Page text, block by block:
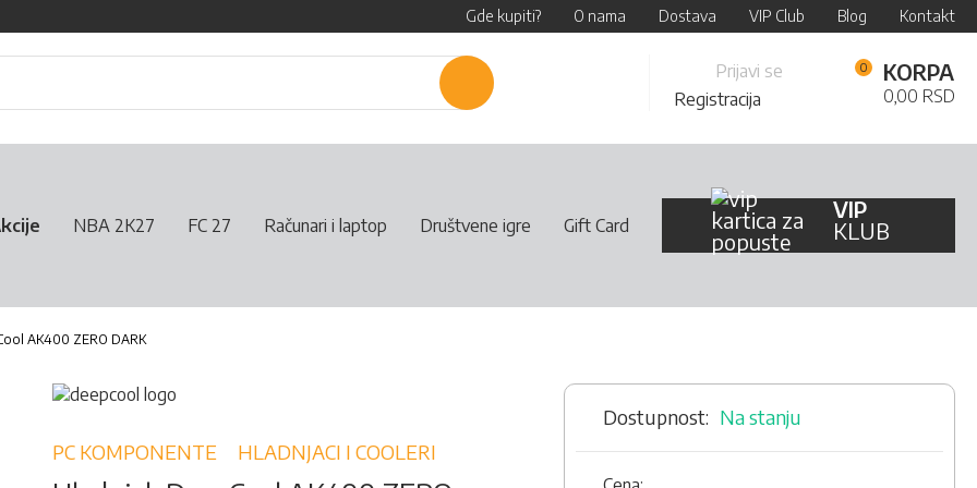
Gde kupiti? O nama Dostava VIP Club Blog Kontakt
Pretraži
Content
Prijavi se
Registracija
KORPA
0,00 RSD
NBA 2K27 FC 27 Računari i laptop Društvene igre Gift Card
VIP
KLUB
AK400 ZERO DARK
PC KOMPONENTE HLADNJACI I COOLERI
Na stanju